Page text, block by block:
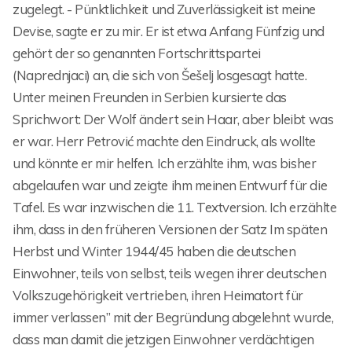
zugelegt. - Pünktlichkeit und Zuverlässigkeit ist meine
Devise, sagte er zu mir. Er ist etwa Anfang Fünfzig und
gehört der so genannten Fortschrittspartei
(Naprednjaci) an, die sich von Šešelj losgesagt hatte.
Unter meinen Freunden in Serbien kursierte das
Sprichwort: Der Wolf ändert sein Haar, aber bleibt was
er war. Herr Petrović machte den Eindruck, als wollte
und könnte er mir helfen. Ich erzählte ihm, was bisher
abgelaufen war und zeigte ihm meinen Entwurf für die
Tafel. Es war inzwischen die 11. Textversion. Ich erzählte
ihm, dass in den früheren Versionen der Satz Im späten
Herbst und Winter 1944/45 haben die deutschen
Einwohner, teils von selbst, teils wegen ihrer deutschen
Volkszugehörigkeit vertrieben, ihren Heimatort für
immer verlassen” mit der Begründung abgelehnt wurde,
dass man damit die jetzigen Einwohner verdächtigen